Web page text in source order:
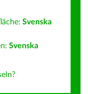
Svenska
Svenska